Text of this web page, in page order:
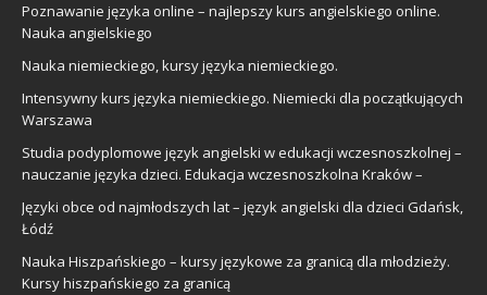
Poznawanie języka online – najlepszy kurs angielskiego online.
Nauka angielskiego
Nauka niemieckiego, kursy języka niemieckiego.
Intensywny kurs języka niemieckiego. Niemiecki dla początkujących
Warszawa
Studia podyplomowe język angielski w edukacji wczesnoszkolnej –
nauczanie języka dzieci. Edukacja wczesnoszkolna Kraków –
Języki obce od najmłodszych lat – język angielski dla dzieci Gdańsk,
Łódź
Nauka Hiszpańskiego – kursy językowe za granicą dla młodzieży.
Kursy hiszpańskiego za granicą